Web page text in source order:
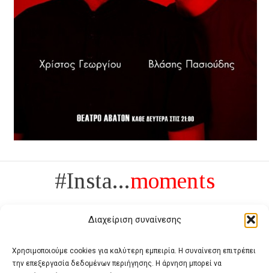
Διαχείριση συναίνεσης
Χρησιμοποιούμε cookies για καλύτερη εμπειρία. Η συναίνεση επιτρέπει
την επεξεργασία δεδομένων περιήγησης. Η άρνηση μπορεί να
#Insta...moments